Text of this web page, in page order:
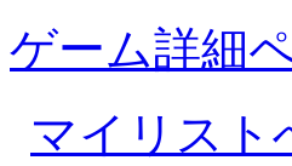
ゲーム詳細
マイリスト